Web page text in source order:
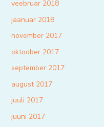
veebruar 2018
jaanuar 2018
november 2017
oktoober 2017
september 2017
august 2017
juuli 2017
juuni 2017